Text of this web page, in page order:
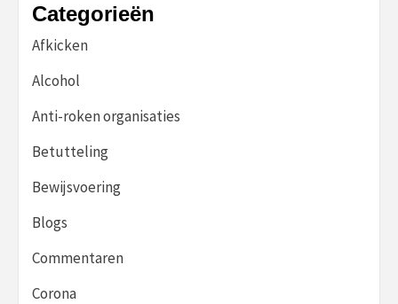
Categorieën
Afkicken
Alcohol
Anti-roken organisaties
Betutteling
Bewijsvoering
Blogs
Commentaren
Corona